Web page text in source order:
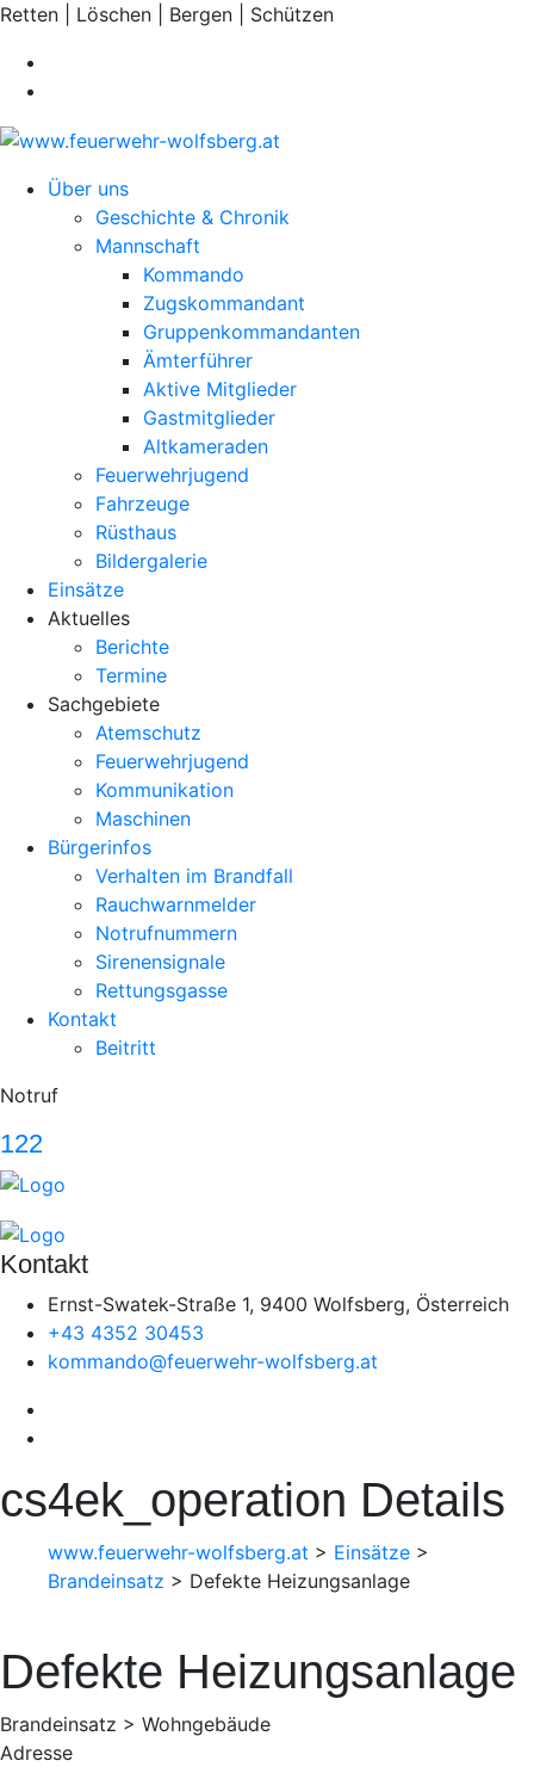
Retten | Löschen | Bergen | Schützen
Über uns
Geschichte & Chronik
Mannschaft
Kommando
Zugskommandant
Gruppenkommandanten
Ämterführer
Aktive Mitglieder
Gastmitglieder
Altkameraden
Feuerwehrjugend
Fahrzeuge
Rüsthaus
Bildergalerie
Einsätze
Aktuelles
Berichte
Termine
Sachgebiete
Atemschutz
Feuerwehrjugend
Kommunikation
Maschinen
Bürgerinfos
Verhalten im Brandfall
Rauchwarnmelder
Notrufnummern
Sirenensignale
Rettungsgasse
Kontakt
Beitritt
Notruf
122
Kontakt
Ernst-Swatek-Straße 1, 9400 Wolfsberg, Österreich
+43 4352 30453
kommando@feuerwehr-wolfsberg.at
cs4ek_operation Details
www.feuerwehr-wolfsberg.at > Einsätze >
Brandeinsatz > Defekte Heizungsanlage
Defekte Heizungsanlage
Brandeinsatz > Wohngebäude
Adresse